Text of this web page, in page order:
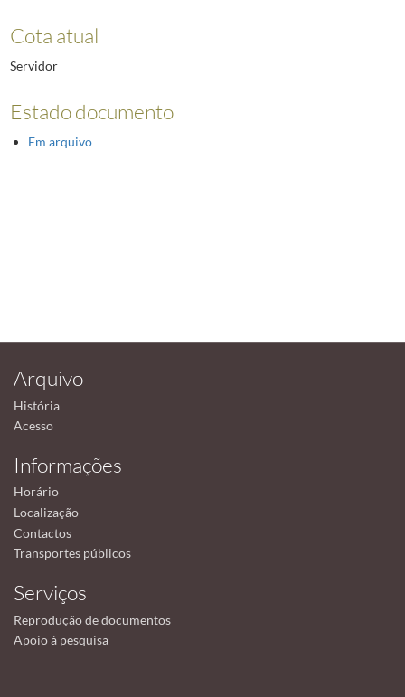
Cota atual
Servidor
Estado documento
Em arquivo
Arquivo
História
Acesso
Informações
Horário
Localização
Contactos
Transportes públicos
Serviços
Reprodução de documentos
Apoio à pesquisa